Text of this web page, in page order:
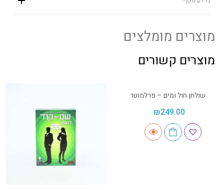
מוצרים מומלצים
מוצרים קשורים
שולחן חול ומים – פרלמוטר
₪249.00